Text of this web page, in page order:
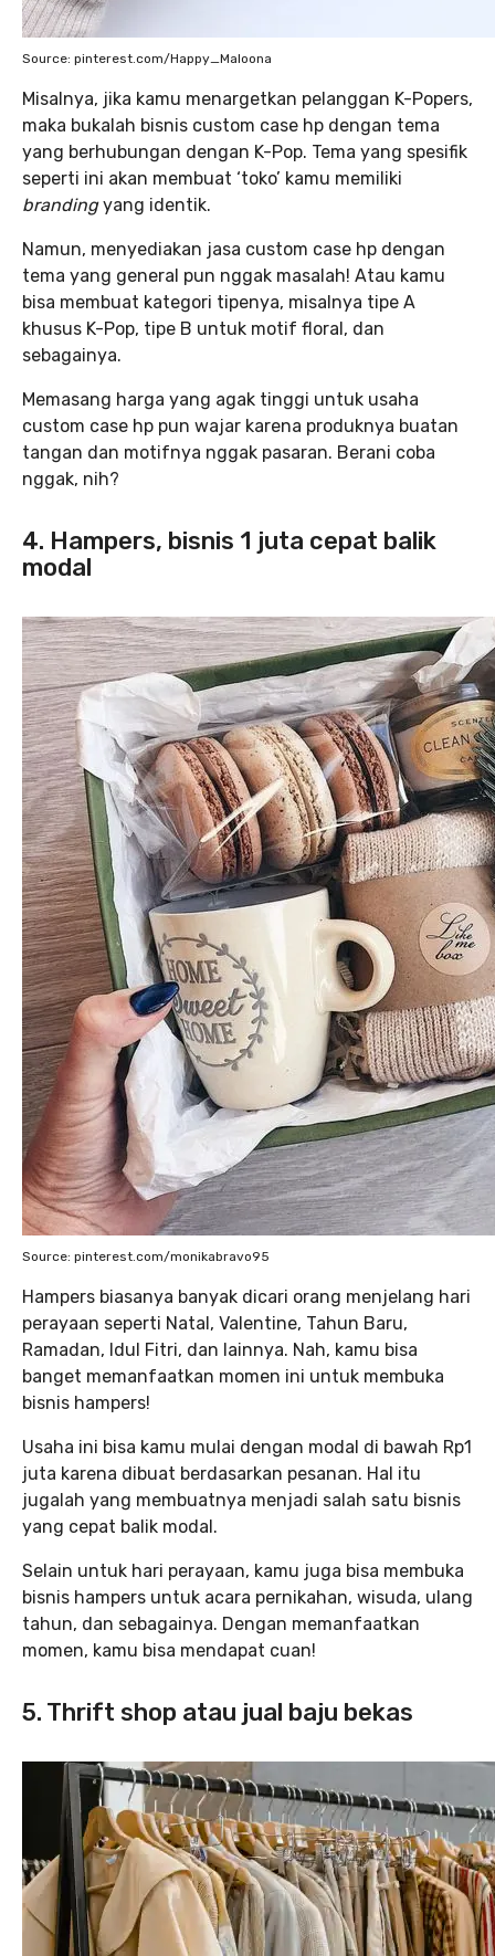
Source: pinterest.com/Happy_Maloona
Misalnya, jika kamu menargetkan pelanggan K-Popers,
maka bukalah bisnis custom case hp dengan tema
yang berhubungan dengan K-Pop. Tema yang spesifik
seperti ini akan membuat ‘toko’ kamu memiliki
brandingyang identik.
Namun, menyediakan jasa custom case hp dengan
tema yang general pun nggak masalah! Atau kamu
bisa membuat kategori tipenya, misalnya tipe A
khusus K-Pop, tipe B untuk motif floral, dan
sebagainya.
Memasang harga yang agak tinggi untuk usaha
custom case hp pun wajar karena produknya buatan
tangan dan motifnya nggak pasaran. Berani coba
nggak, nih?
4. Hampers, bisnis 1 juta cepat balik
modal
Source: pinterest.com/monikabravo95
Hampers biasanya banyak dicari orang menjelang hari
perayaan seperti Natal, Valentine, Tahun Baru,
Ramadan, Idul Fitri, dan lainnya. Nah, kamu bisa
banget memanfaatkan momen ini untuk membuka
bisnis hampers!
Usaha ini bisa kamu mulai dengan modal di bawah Rp1
juta karena dibuat berdasarkan pesanan. Hal itu
jugalah yang membuatnya menjadi salah satu bisnis
yang cepat balik modal.
Selain untuk hari perayaan, kamu juga bisa membuka
bisnis hampers untuk acara pernikahan, wisuda, ulang
tahun, dan sebagainya. Dengan memanfaatkan
momen, kamu bisa mendapat cuan!
5. Thrift shop atau jual baju bekas